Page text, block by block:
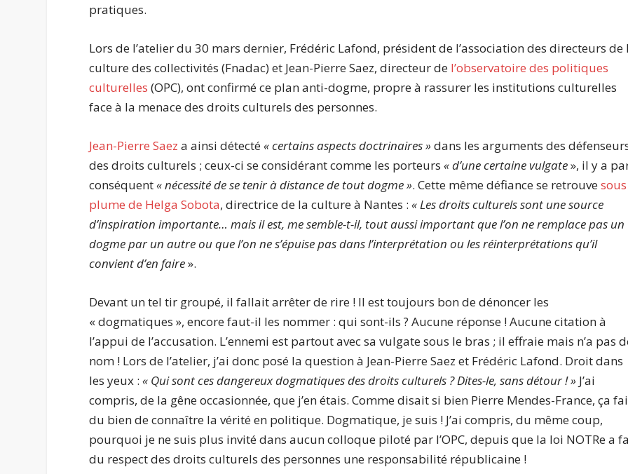
pratiques.
Lors de l’atelier du 30 mars dernier, Frédéric Lafond, président de l’association des directeurs de
culture des collectivités (Fnadac) et Jean-Pierre Saez, directeur de l’observatoire des politiques
culturelles (OPC), ont confirmé ce plan anti-dogme, propre à rassurer les institutions culturelles
face à la menace des droits culturels des personnes.
Jean-Pierre Saez a ainsi détecté« certains aspects doctrinaires »dans les arguments des
des droits culturels ; ceux-ci se considérant comme les porteurs« d’une certaine vulgate», il y a
conséquent« nécessité de se tenir à distance de tout dogme ». Cette même défiance se retrouve
plume de Helga Sobota, directrice de la culture à Nantes :« Les droits culturels sont une source
d’inspiration importante… mais il est, me semble-t-il, tout aussi important que l’on ne remplace pas un
dogme par un autre ou que l’on ne s’épuise pas dans l’interprétation ou les réinterprétations qu’il
convient d’en faire».
Devant un tel tir groupé, il fallait arrêter de rire ! Il est toujours bon de dénoncer les
« dogmatiques », encore faut-il les nommer : qui sont-ils ? Aucune réponse ! Aucune citation à
l’appui de l’accusation. L’ennemi est partout avec sa vulgate sous le bras ; il effraie mais n’a pas
nom ! Lors de l’atelier, j’ai donc posé la question à Jean-Pierre Saez et Frédéric Lafond. Droit dans
les yeux :« Qui sont ces dangereux dogmatiques des droits culturels ? Dites-le, sans détour ! » J’ai
compris, de la gêne occasionnée, que j’en étais. Comme disait si bien Pierre Mendes-France, ça
du bien de connaître la vérité en politique. Dogmatique, je suis ! J’ai compris, du même coup,
pourquoi je ne suis plus invité dans aucun colloque piloté par l’OPC, depuis que la loi NOTRe a
du respect des droits culturels des personnes une responsabilité républicaine !